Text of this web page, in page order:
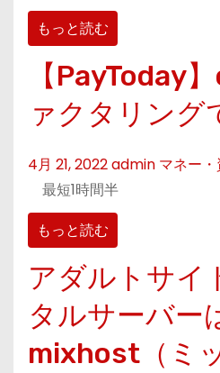
もっと読む
【PayToday
ァクタリング
4月 21, 2022admin マネー
最短1時間半
もっと読む
アダルトサイ
タルサーバー
mixhost（ミ